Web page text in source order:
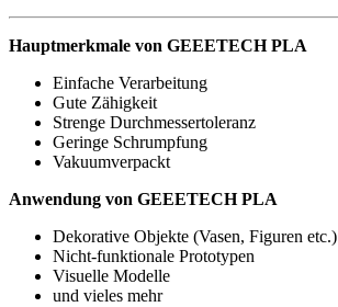
Hauptmerkmale von GEEETECH PLA
Einfache Verarbeitung
Gute Zähigkeit
Strenge Durchmessertoleranz
Geringe Schrumpfung
Vakuumverpackt
Anwendung von GEEETECH PLA
Dekorative Objekte (Vasen, Figuren etc.)
Nicht-funktionale Prototypen
Visuelle Modelle
und vieles mehr